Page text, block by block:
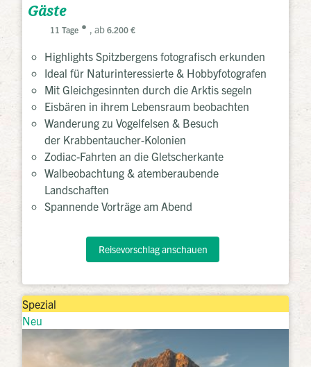
Gäste
11 Tage , ab 6.200 €
Highlights Spitzbergens fotografisch erkunden
Ideal für Naturinteressierte & Hobbyfotografen
Mit Gleichgesinnten durch die Arktis segeln
Eisbären in ihrem Lebensraum beobachten
Wanderung zu Vogelfelsen & Besuch
der Krabbentaucher-Kolonien
Zodiac-Fahrten an die Gletscherkante
Walbeobachtung & atemberaubende
Landschaften
Spannende Vorträge am Abend
Reisevorschlag anschauen
Spezial
Neu